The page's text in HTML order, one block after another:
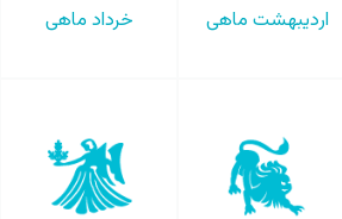
اردیبهشت ماهی خرداد ماهی